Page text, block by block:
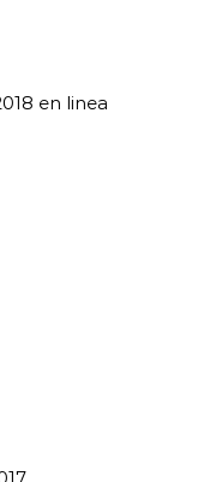
en linea